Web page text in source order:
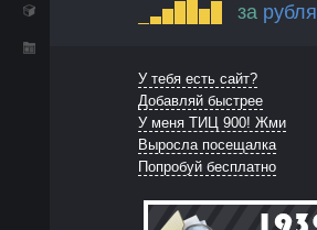
за рубля
У тебя есть сайт?
Добавляй быстрее
У меня ТИЦ 900! Жми
Выросла посещалка
Попробуй бесплатно